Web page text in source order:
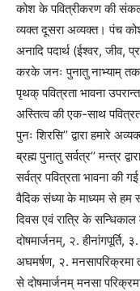
कोश के पवित्रीकरण की
व्यक्त दूसरा अव्यक्त। पंच
अनादि पदार्थ (ईश्वर, जीव,
करके जनः पुनातु नाभ्याम्
पृथक् पवित्रता भावना
अस्तित्व की एक-साथ
पुनः शिरसि’’ द्वारा हमारे
ब्रह्म पुनातु सर्वत्र’’ मन्त्र
सर्वत्र पवित्रता भावना की
वैदिक संध्या के माध्यम से हम
दिवस एवं रात्रि के
दोषमार्जनम्, २.
अघमर्षण, २.
से दोषमार्जनम् मनसा